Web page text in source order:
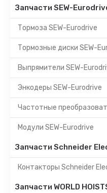
Запчасти SEW-
Тормоза SEW-Eurodrive
Тормозные диски SEW-
Выпрямители SEW-
Энкодеры SEW-Eurodrive
Частотные
Модули SEW-Eurodrive
Запчасти Schneider
Контакторы Schneider
Запчасти WORLD